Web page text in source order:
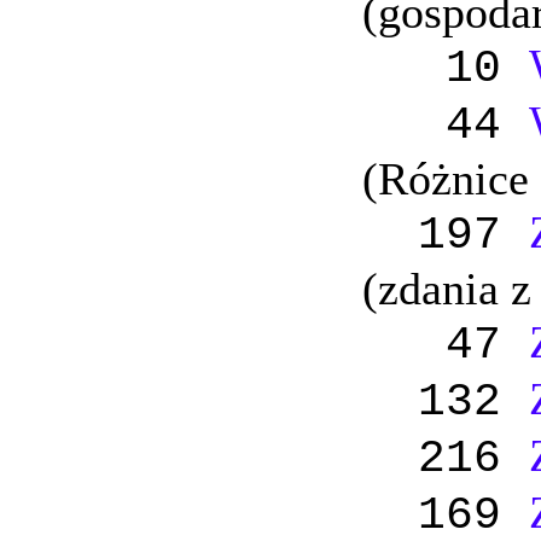
10
44
(Różnice
197
(zdania
47
132
216
169